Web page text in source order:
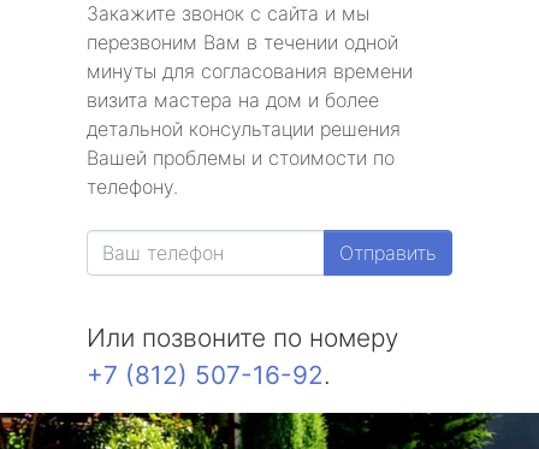
Закажите звонок с сайта и мы
перезвоним Вам в течении одной
минуты для согласования времени
визита мастера на дом и более
детальной консультации решения
Вашей проблемы и стоимости по
телефону.
Отправить
Или позвоните по номеру
+7 (812) 507-16-92.